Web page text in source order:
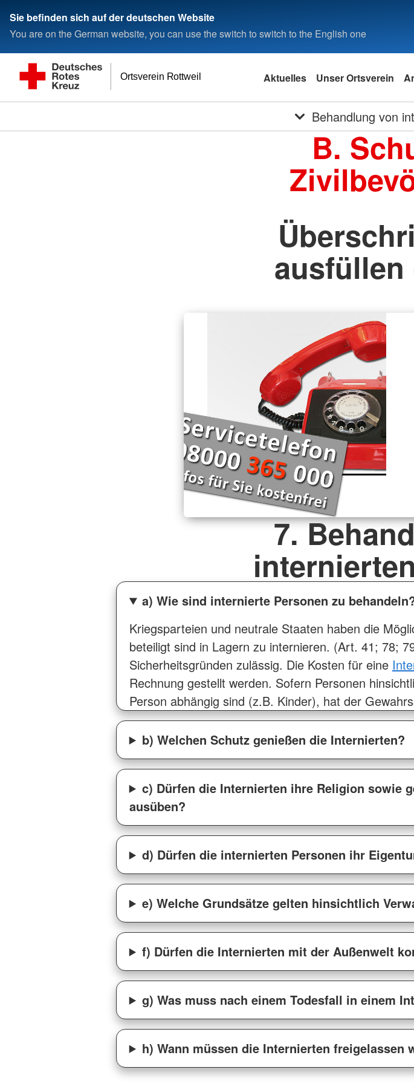
Sie befinden sich auf der deutschen Website
You are on the German website, you can use the switch to switch to the English one
Ortsverein Rottweil Aktuelles Unser Ortsverein
Behandlung von
B.
ausfüllen
7.
a) Wie sind internierte Personen zu
Kriegsparteien und neutrale Staaten haben die
beteiligt sind in Lagern zu internieren. (Art. 41; 78;
Sicherheitsgründen zulässig. Die Kosten für eine
Rechnung gestellt werden. Sofern Personen
Person abhängig sind (z.B. Kinder), hat der
b) Welchen Schutz genießen die Internierten?
c) Dürfen die Internierten ihre Religion sowie
ausüben?
d) Dürfen die internierten Personen ihr
e) Welche Grundsätze gelten hinsichtlich
f) Dürfen die Internierten mit der Außenwelt
g) Was muss nach einem Todesfall in einem
h) Wann müssen die Internierten freigelassen